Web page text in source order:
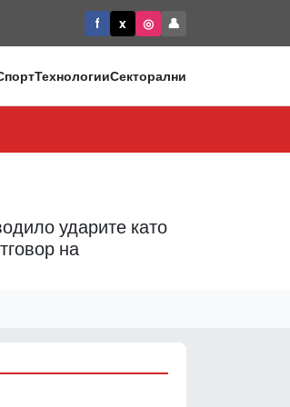
f x ◎ 👤
ТехнологииСекторални
ударите като
на